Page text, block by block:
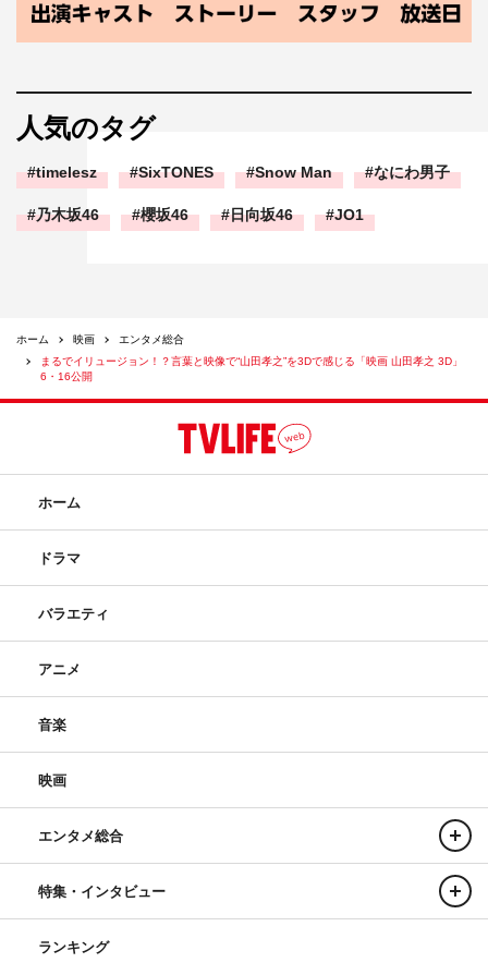
人気のタグ
timelesz SixTONES Snow Man なにわ男子
乃木坂46 櫻坂46 日向坂46 JO1
ホーム 映画
エンタメ総合
まるでイリュージョン！？言葉と映像で“山田孝之”を3Dで感じる「映画 山田孝之 3D」
6・16公開
ホーム
ドラマ
バラエティ
アニメ
音楽
映画
エンタメ総合
特集・インタビュー
ランキング